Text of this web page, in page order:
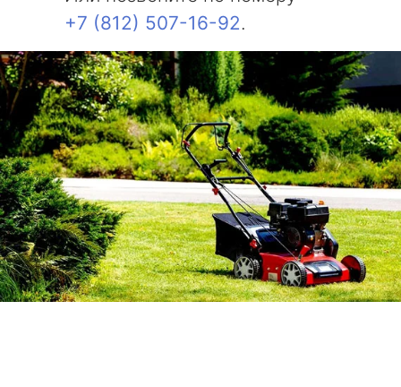
+7 (812) 507-16-92.